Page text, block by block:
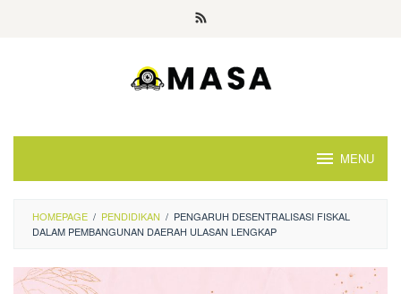
MENU
HOMEPAGE / PENDIDIKAN / PENGARUH DESENTRALISASI FISKAL
DALAM PEMBANGUNAN DAERAH ULASAN LENGKAP